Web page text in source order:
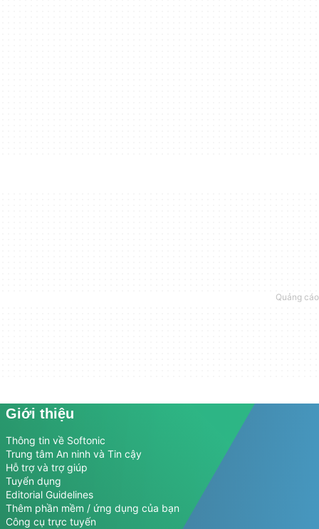
Giới thiệu
Thông tin về Softonic
Trung tâm An ninh và Tin cậy
Hỗ trợ và trợ giúp
Tuyển dụng
Editorial Guidelines
Thêm phần mềm / ứng dụng của bạn
Công cụ trực tuyến